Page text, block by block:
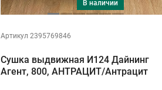
в наличии
Артикул 2395769846
Сушка выдвижная И124 Дайнинг
Агент, 800, АНТРАЦИТ/Антрацит